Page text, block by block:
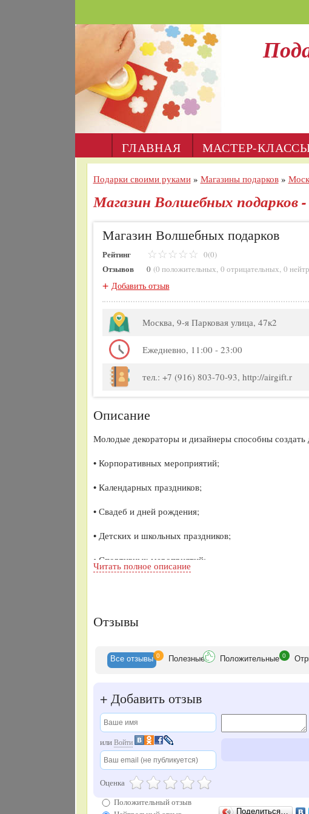
ГЛАВНАЯ МАСТЕР-
Подарки своими руками» Магазины подарков»
Магазин Волшебных
Магазин Волшебных подарков
Рейтинг 0(0)
Отзывов 0(0 положительных, 0 отрицательных, 0
+ Добавить отзыв
Москва, 9-я Парковая улица, 47к2
Ежедневно, 11:00 - 23:00
тел.: +7 (916) 803-70-93, http://airgift.r
Описание
Молодые декораторы и дизайнеры способны
• Корпоративных мероприятий;
• Календарных праздников;
• Свадеб и дней рождения;
• Детских и школьных праздников;
• Спортивных мероприятий;
Читать полное описание
Отзывы
Все отзывы 0 Полезные Положительные 0
+Добавить отзыв
илиВойти
Оценка
Положительный отзыв
Поделиться…